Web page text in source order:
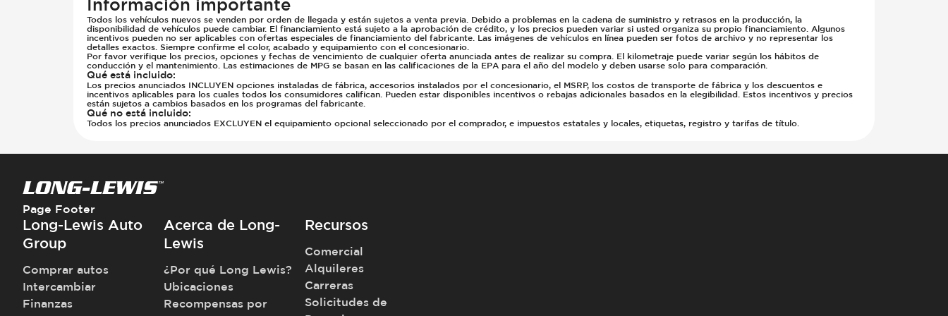
Todos los vehículos nuevos se venden por orden de llegada y están sujetos a venta previa. Debido a problemas en la cadena de suministro y retrasos en la producción, la
disponibilidad de vehículos puede cambiar. El financiamiento está sujeto a la aprobación de crédito, y los precios pueden variar si usted organiza su propio financiamiento. Algunos
incentivos pueden no ser aplicables con ofertas especiales de financiamiento del fabricante. Las imágenes de vehículos en línea pueden ser fotos de archivo y no representar los
detalles exactos. Siempre confirme el color, acabado y equipamiento con el concesionario.
Por favor verifique los precios, opciones y fechas de vencimiento de cualquier oferta anunciada antes de realizar su compra. El kilometraje puede variar según los hábitos de
conducción y el mantenimiento. Las estimaciones de MPG se basan en las calificaciones de la EPA para el año del modelo y deben usarse solo para comparación.
Qué está incluido:
Los precios anunciados INCLUYEN opciones instaladas de fábrica, accesorios instalados por el concesionario, el MSRP, los costos de transporte de fábrica y los descuentos e
incentivos aplicables para los cuales todos los consumidores califican. Pueden estar disponibles incentivos o rebajas adicionales basados en la elegibilidad. Estos incentivos y precios
están sujetos a cambios basados en los programas del fabricante.
Qué no está incluido:
Todos los precios anunciados EXCLUYEN el equipamiento opcional seleccionado por el comprador, e impuestos estatales y locales, etiquetas, registro y tarifas de título.
Page Footer
Long-Lewis Auto
Group
Comprar autos
Intercambiar
Finanzas
Acerca de Long-
Lewis
¿Por qué Long Lewis?
Ubicaciones
Recompensas por
Recursos
Comercial
Alquileres
Carreras
Solicitudes de